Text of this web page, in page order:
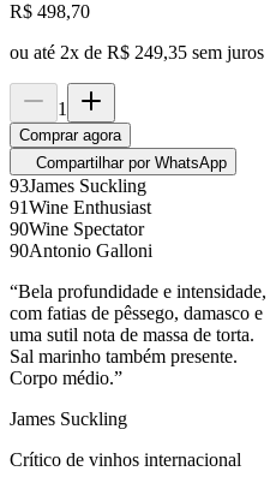
R$ 498,70
ou até 2x de R$ 249,35 sem juros
1
Comprar agora
Compartilhar por WhatsApp
93James Suckling
91Wine Enthusiast
90Wine Spectator
90Antonio Galloni
“Bela profundidade e intensidade,
com fatias de pêssego, damasco e
uma sutil nota de massa de torta.
Sal marinho também presente.
Corpo médio.”
James Suckling
Crítico de vinhos internacional